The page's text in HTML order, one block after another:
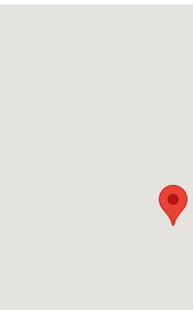
id is 0897881243